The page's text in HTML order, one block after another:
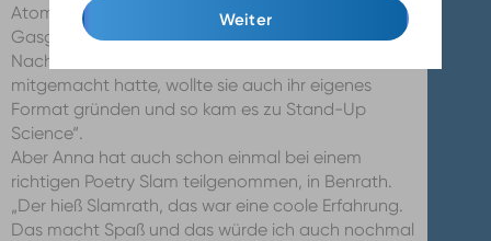
Weiter
Atomwolken zweier Elemente, die dann zu einem
Gasgemisch werden sollten.“
Nachdem Anna dann bei vielen Science Slam
mitgemacht hatte, wollte sie auch ihr eigenes
Format gründen und so kam es zu Stand-Up
Science“.
Aber Anna hat auch schon einmal bei einem
richtigen Poetry Slam teilgenommen, in Benrath.
„Der hieß Slamrath, das war eine coole Erfahrung.
Das macht Spaß und das würde ich auch nochmal